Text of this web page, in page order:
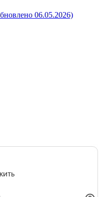
06.05.2026)